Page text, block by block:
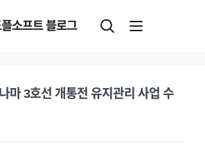
소프트 블로그
마 3호선 개통전 유지관리 사업 수